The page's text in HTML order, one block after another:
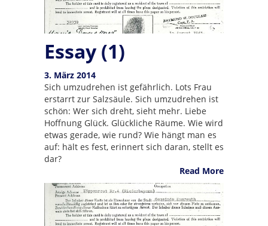
Essay (1)
3. März 2014
Sich umzudrehen ist gefährlich. Lots Frau
erstarrt zur Salzsäule. Sich umzudrehen ist
schön: Wer sich dreht, sieht mehr. Liebe
Hoffnung Glück. Glückliche Räume. Wie wird
etwas gerade, wie rund? Wie hängt man es
auf: hält es fest, erinnert sich daran, stellt es
dar?
Read More